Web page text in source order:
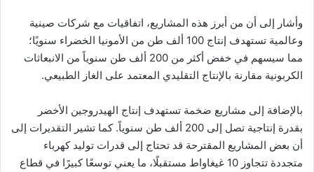
وأشار إلى أن من أبرز هذه المشاريع، اتفاقيات مع شركات صينية
وعالمية تستهدف إنتاج 100 ألف طن من الأمونيا الخضراء سنويًا؛
مما سيسهم في خفض أكثر من 200 ألف طن سنوياً من الانبعاثات
الكربونية مقارنة بالإنتاج التقليدي المعتمد على الغاز الطبيعي.
بالإضافة إلى مشاريع ضخمة تستهدف إنتاج الهيدروجين الأخضر
بقدرة إنتاجية تصل إلى 200 ألف طن سنوياً. كما تشير التقديرات إلى
أن بعض المشاريع المقترحة قد تحتاج إلى قدرات توليد كهرباء
متجددة تتجاوز 10 غيغاواط مستقبلًا، ما يعني توسعًا كبيرًا في قطاع